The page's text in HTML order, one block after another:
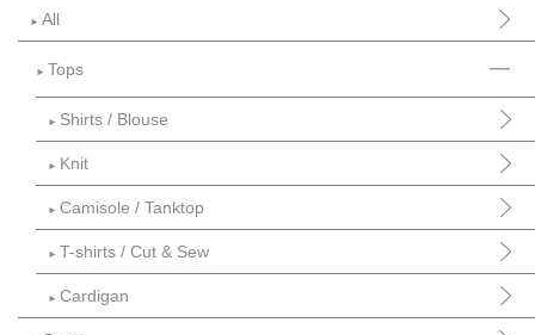
► All
► Tops
► Shirts / Blouse
► Knit
► Camisole / Tanktop
► T-shirts / Cut & Sew
► Cardigan